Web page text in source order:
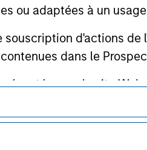
ou adaptées à un
souscription d'actions
dans le
sur le site
soit le cas), conformes à
présentées. Toutefois,
aucune
à prendre connaissance des
des restrictions